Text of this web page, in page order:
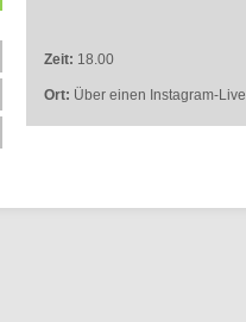
Zeit: 18.00
Ort: Über einen Instagram-